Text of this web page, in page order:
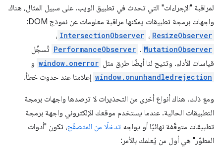
لمراقبة "الإجراءات" التي تحدث في تطبيق الويب. على سبيل المثال، هناك
واجهات برمجة تطبيقات يمكنها مراقبة معلومات عن نموذج DOM:
ResizeObserver ، IntersectionObserver ،
MutationObserver
.
PerformanceObserver تُسجِّل
قياسات الأداء. وتتيح لنا أيضًا طرق مثل window.onerror و
window.onunhandledrejection إعلامنا عند حدوث خطأ.
ومع ذلك، هناك أنواع أخرى من التحذيرات لا ترصدها واجهات برمجة
التطبيقات الحالية. عندما يستخدم موقعك الإلكتروني واجهة برمجة
تطبيقات متوقّفة نهائيًا أو يواجه تدخلًا من المتصفّح، تكون "أدوات
المطوّر" هي أول من يُعلمك بالأمر: